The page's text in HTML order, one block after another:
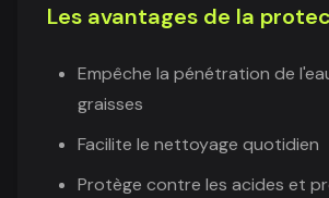
Les avantages de la
Empêche la pénétration de
graisses
Facilite le nettoyage quotidien
Protège contre les acides et